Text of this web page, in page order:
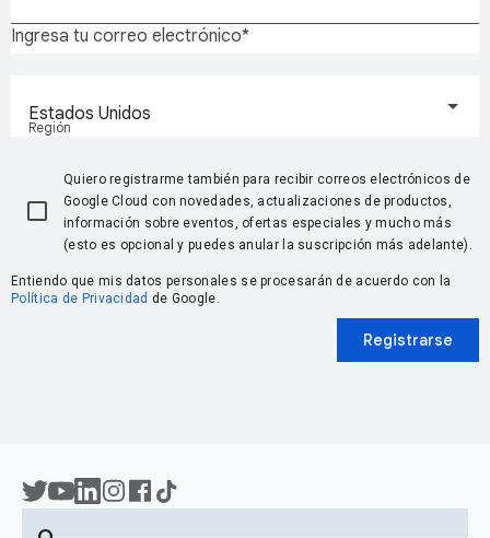
Ingresa tu correo electrónico
Región
Estados Unidos
Quiero registrarme también para recibir correos electrónicos de
Google Cloud con novedades, actualizaciones de productos,
información sobre eventos, ofertas especiales y mucho más
(esto es opcional y puedes anular la suscripción más adelante).
Entiendo que mis datos personales se procesarán de acuerdo con la
Política de Privacidad de Google.
Registrarse